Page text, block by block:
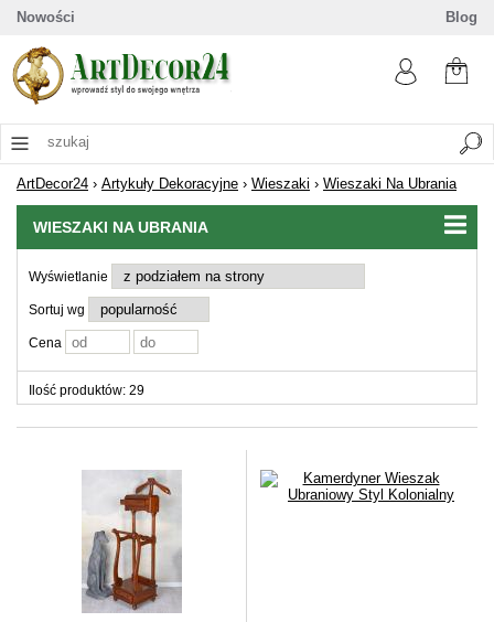
Nowości Blog
ArtDecor24 › Artykuły Dekoracyjne › Wieszaki › Wieszaki Na Ubrania
WIESZAKI NA UBRANIA
Wyświetlanie
Sortuj wg
Cena
Ilość produktów: 29